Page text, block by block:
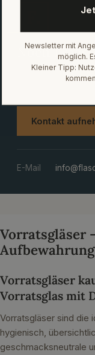
Noch
Wir beraten dich
Kontakt
E-Mail
Vorratsgläser
Vorratsgläser
Vorratsglas mit
Vorratsgläser sind die
hygienisch,
geschmacksneutrale
Newsletter mit
möglich.
Kleiner Tipp: